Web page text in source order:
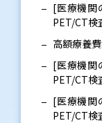
[医療機関
PET/CT検
高額療養
[医療機関
PET/CT検
[医療機関
PET/CT検